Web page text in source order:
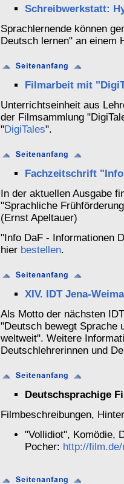
Schreibwerkstatt:
Sprachlernende können
Deutsch lernen" an einem
Filmarbeit mit
Unterrichtseinheit aus
der Filmsammlung
"DigiTales".
Fachzeitschrift "Info
In der aktuellen Ausgabe
"Sprachliche
(Ernst Apeltauer)
"Info DaF - Informationen
hier bestellen.
XIV. IDT Jena-
Als Motto der nächsten
"Deutsch bewegt Sprache
weltweit". Weitere
Deutschlehrerinnen und
Deutschsprachige
Filmbeschreibungen,
"Vollidiot", Komödie,
Pocher: http://